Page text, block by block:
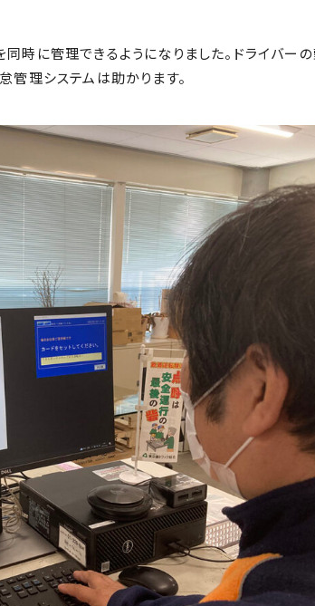
に管理できるようになりました。ドライバー
管理システムは助かります。